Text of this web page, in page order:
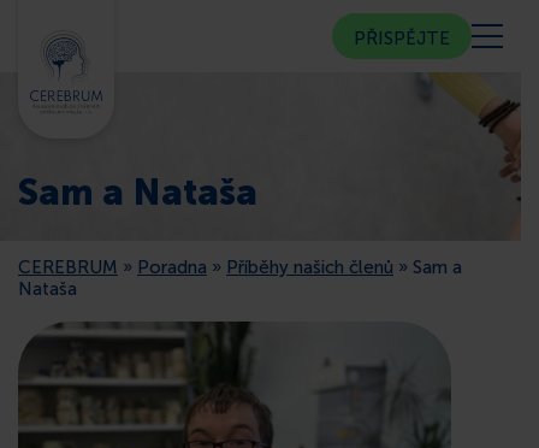
PORADNA
VEŘEJNOST
ČLENSTVÍ
PŘISPĚJTE
Sam a Nataša
CEREBRUM » Poradna » Příběhy našich členů » Sam a
Nataša